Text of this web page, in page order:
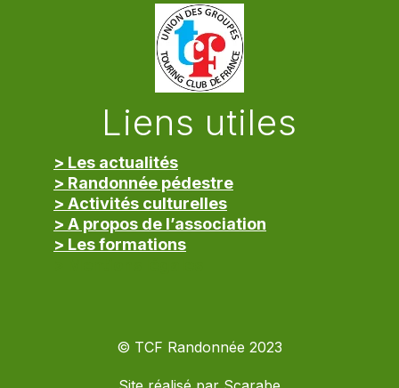
Liens utiles
> Les actualités
> Randonnée pédestre
> Activités culturelles
> A propos de l’association
> Les formations
© TCF Randonnée 2023